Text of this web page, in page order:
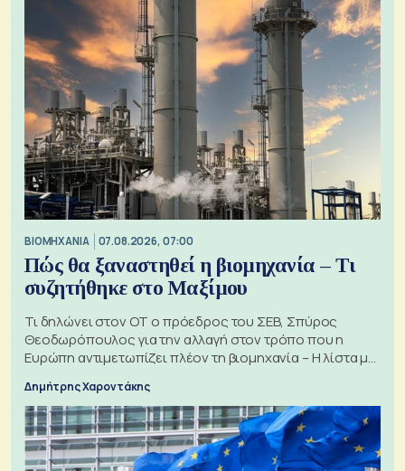
ΒΙΟΜΗΧΑΝΙΑ 07.08.2026, 07:00
Πώς θα ξαναστηθεί η βιομηχανία – Τι
συζητήθηκε στο Μαξίμου
Τι δηλώνει στον ΟΤ ο πρόεδρος του ΣΕΒ, Σπύρος
Θεοδωρόπουλος για την αλλαγή στον τρόπο που η
Ευρώπη αντιμετωπίζει πλέον τη βιομηχανία – Η λίστα με
Δημήτρης Χαροντάκης